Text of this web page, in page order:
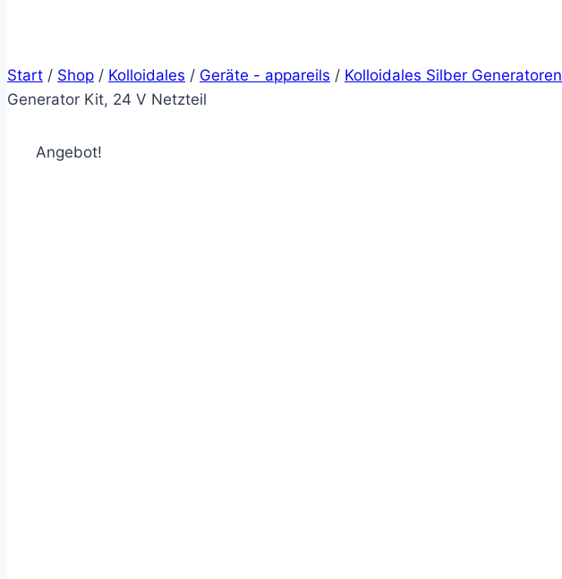
Start / Shop / Kolloidales / Geräte - appareils / Kolloidales Silber Generatoren
Generator Kit, 24 V Netzteil
Angebot!